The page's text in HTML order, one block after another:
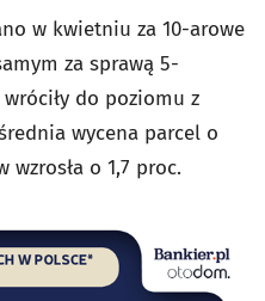
w kwietniu za 10-arowe
za sprawą 5-
do poziomu z
wycena parcel o
o 1,7 proc.